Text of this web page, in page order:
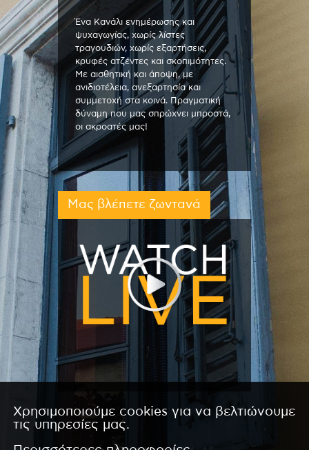
Ένα Κανάλι ενημέρωσης και
ψυχαγωγίας, χωρίς λίστες
τραγουδιών, χωρίς εξαρτήσεις,
κρυφές ατζέντες και σκοπιμότητες.
Με αισθητική και άποψη, με
ανιδιοτέλεια, ανεξαρτησία και
συμμετοχή στα κοινά. Πραγματική
δύναμη που μας σπρώχνει μπροστά,
οι ακροατές μας!
Μας βλέπετε ζωντανά
Χρησιμοποιούμε cookies για να βελτιώνουμε
τις υπηρεσίες μας.